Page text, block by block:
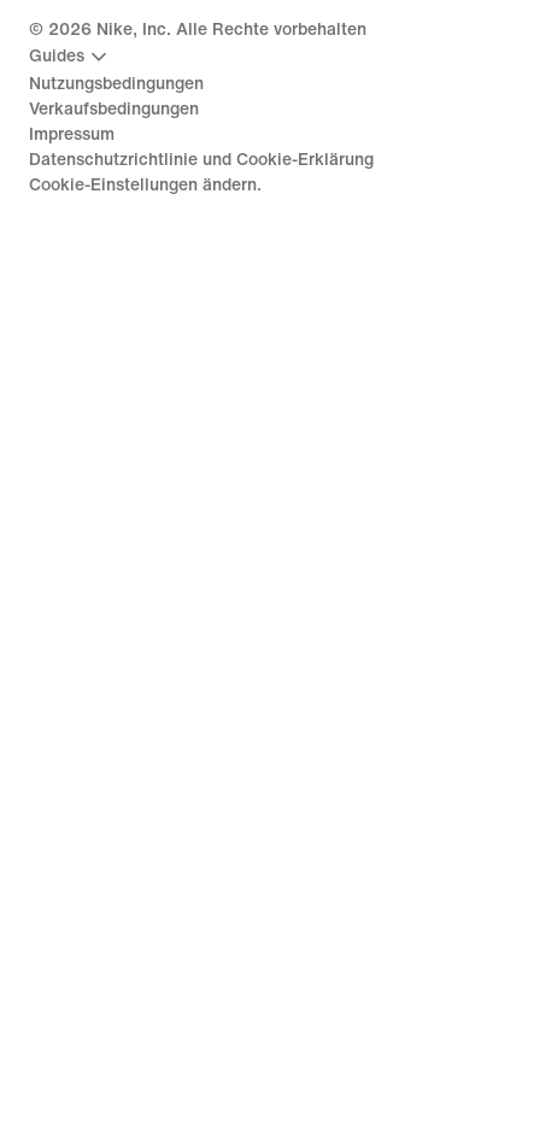
© 2026 Nike, Inc. Alle Rechte vorbehalten
Guides
Nutzungsbedingungen
Verkaufsbedingungen
Impressum
Datenschutzrichtlinie und Cookie-Erklärung
Cookie-Einstellungen ändern.